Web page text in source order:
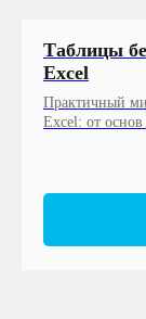
Таблицы
Excel
Практичный
Excel: от